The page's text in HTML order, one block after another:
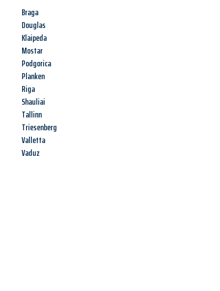
Braga
Douglas
Klaipeda
Mostar
Podgorica
Planken
Riga
Shauliai
Tallinn
Triesenberg
Valletta
Vaduz